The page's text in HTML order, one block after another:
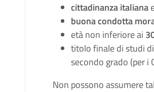
cittadinanza italiana
buona condotta
età non inferiore ai
titolo finale di studi
secondo grado (per i
Non possono assumere